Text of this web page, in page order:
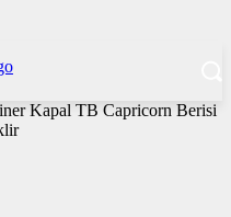
Kapal TB Capricorn Berisi